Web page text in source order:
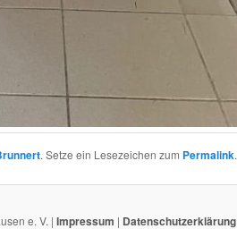
. Setze ein Lesezeichen zum Permalink.
e. V. | Impressum | Datenschutzerklärung